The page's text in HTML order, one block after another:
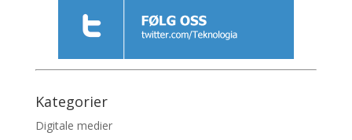
Kategorier
Digitale medier